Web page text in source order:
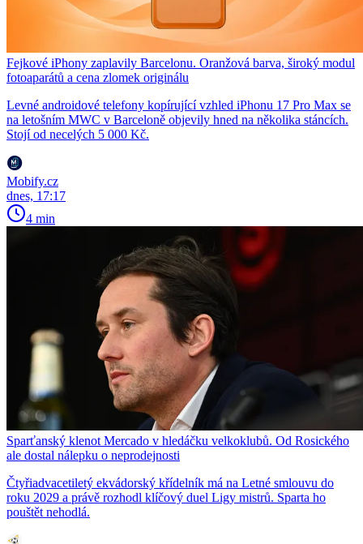
Fejkové iPhony zaplavily Barcelonu. Oranžová barva, široký modul
fotoaparátů a cena zlomek originálu
Levné androidové telefony kopírující vzhled iPhonu 17 Pro Max se
na letošním MWC v Barceloně objevily hned na několika stáncích.
Stojí od necelých 5 000 Kč.
Mobify.cz
dnes, 17:17
4 min
Sparťanský klenot Mercado v hledáčku velkoklubů. Od Rosického
ale dostal nálepku o neprodejnosti
Čtyřiadvacetiletý ekvádorský křídelník má na Letné smlouvu do
roku 2029 a právě rozhodl klíčový duel Ligy mistrů. Sparta ho
pouštět nehodlá.